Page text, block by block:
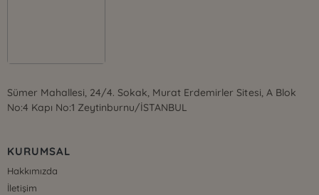
Sümer Mahallesi, 24/4. Sokak, Murat Erdemirler Sitesi, A Blok
No:4 Kapı No:1 Zeytinburnu/İSTANBUL
KURUMSAL
Hakkımızda
İletişim